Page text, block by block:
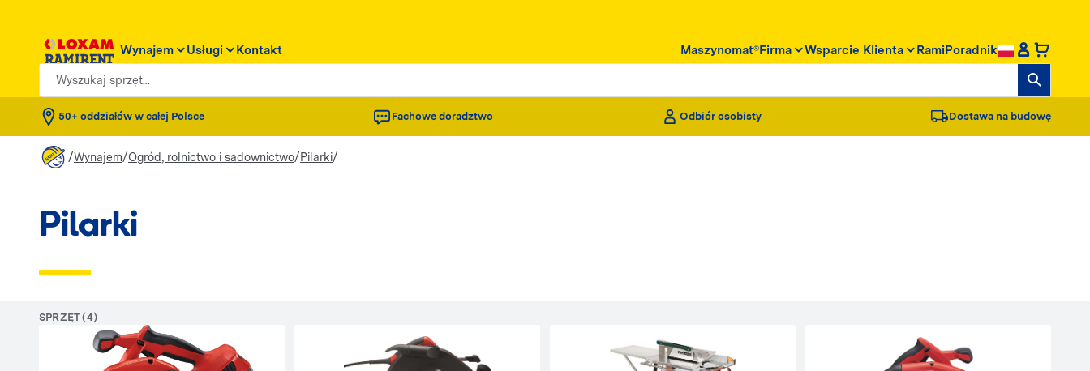
Wynajem Usługi Kontakt Maszynomat®Firma Wsparcie Klienta RamiPoradnik
Wyszukaj sprzęt...
50+ oddziałów w całej Polsce Fachowe doradztwo Odbiór osobisty Dostawa na budowę
/Wynajem/Ogród, rolnictwo i sadownictwo/Pilarki/
Pilarki
SPRZĘT (4)